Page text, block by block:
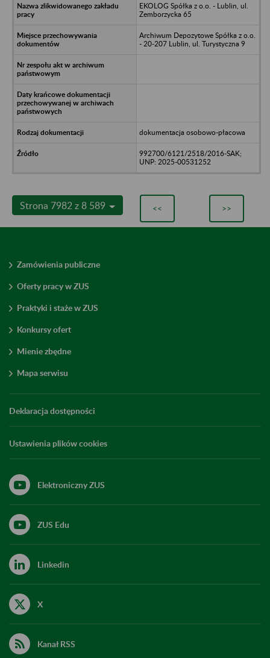
EKOLOG Spółka z o.o. - Lublin, ul.
Zemborzycka 65
Archiwum Depozytowe Spółka z o.o.
- 20-207 Lublin, ul. Turystyczna 9
dokumentacja osobowo-płacowa
992700/6121/2518/2016-SAK;
UNP: 2025-00531252
Strona 7982 z 8 589 << >>
Zamówienia publiczne
Oferty pracy w ZUS
Praktyki i staże w ZUS
Konkursy ofert
Mienie zbędne
Mapa serwisu
Deklaracja dostępności
Ustawienia plików cookies
Elektroniczny ZUS
ZUS Edu
Linkedin
X
Kanał RSS